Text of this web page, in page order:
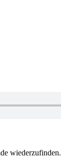
wiederzufinden.